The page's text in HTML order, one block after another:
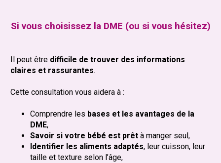
Si vous choisissez la DME (ou si vous hésitez)
Il peut êtredifficile de trouver des informations
claires et rassurantes.
Cette consultation vous aidera à :
Comprendre les bases et les avantages de la
DME,
Savoir si votre bébé est prêt à manger seul,
Identifier les aliments adaptés, leur cuisson, leur
taille et texture selon l’âge,